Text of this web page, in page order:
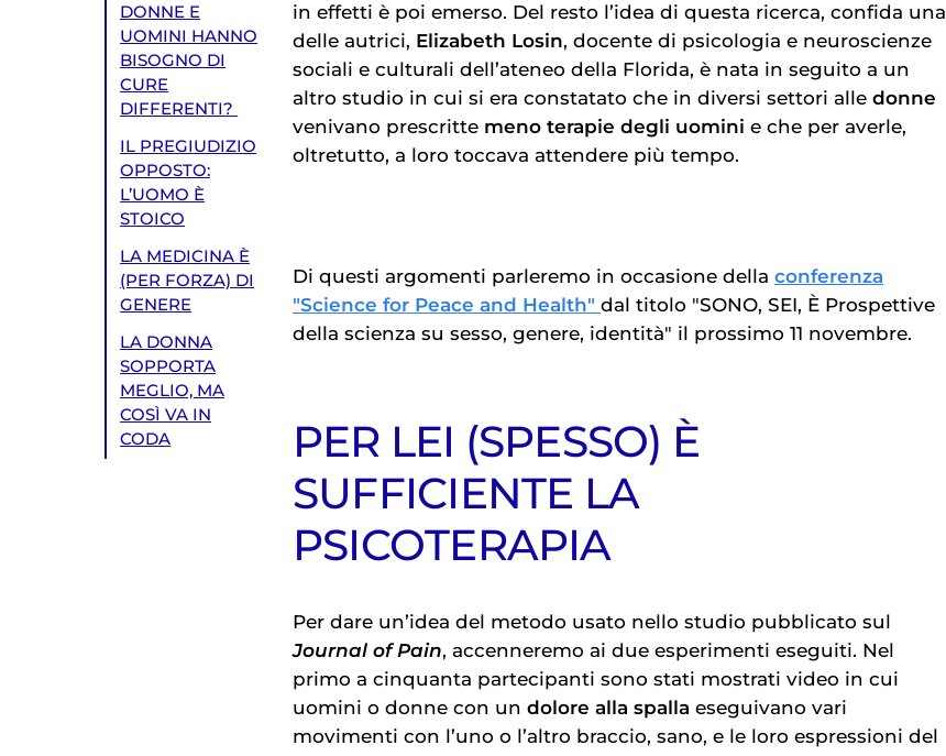
DONNE E
UOMINI HANNO
BISOGNO DI
CURE
DIFFERENTI?
IL PREGIUDIZIO
OPPOSTO:
L’UOMO È
STOICO
LA MEDICINA È
(PER FORZA) DI
GENERE
LA DONNA
SOPPORTA
MEGLIO, MA
COSÌ VA IN
CODA
in effetti è poi emerso. Del resto l’idea di questa ricerca, confida una
delle autrici, Elizabeth Losin, docente di psicologia e neuroscienze
sociali e culturali dell’ateneo della Florida, è nata in seguito a un
altro studio in cui si era constatato che in diversi settori alle donne
venivano prescritte meno terapie degli uomini e che per averle,
oltretutto, a loro toccava attendere più tempo.
Di questi argomenti parleremo in occasione della conferenza
"Science for Peace and Health" dal titolo "SONO, SEI, È Prospettive
della scienza su sesso, genere, identità" il prossimo 11 novembre.
PER LEI (SPESSO) È
SUFFICIENTE LA
PSICOTERAPIA
Per dare un’idea del metodo usato nello studio pubblicato sul
Journal of Pain, accenneremo ai due esperimenti eseguiti. Nel
primo a cinquanta partecipanti sono stati mostrati video in cui
uomini o donne con un dolore alla spalla eseguivano vari
movimenti con l’uno o l’altro braccio, sano, e le loro espressioni del